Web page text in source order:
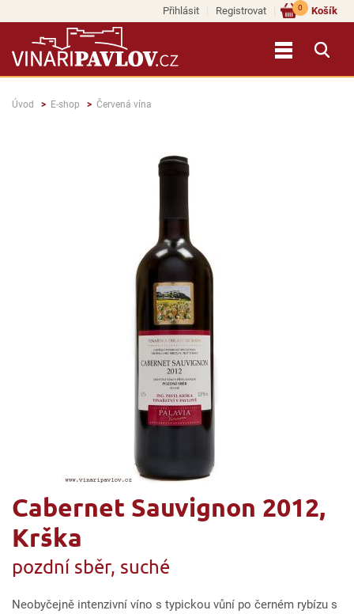
Přihlásit Registrovat Košík
0
Úvod E-shop Červená vína
Cabernet Sauvignon 2012,
Krška
pozdní sběr, suché
Neobyčejně intenzivní víno s typickou vůní po černém rybízu s